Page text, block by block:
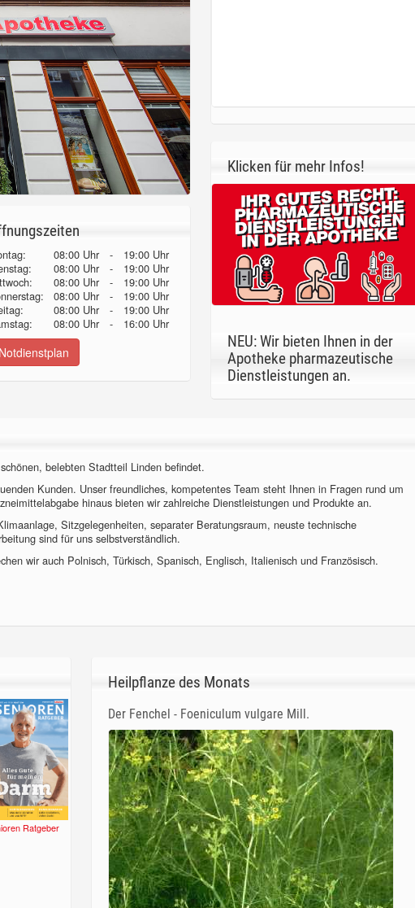
08:00 Uhr -
19:00 Uhr
08:00 Uhr -
19:00 Uhr
08:00 Uhr -
19:00 Uhr
08:00 Uhr -
19:00 Uhr
08:00 Uhr -
19:00 Uhr
08:00 Uhr - 16:00 Uhr
Notdienstplan
Klicken für mehr Infos!
NEU: Wir bieten Ihnen in der
Apotheke pharmazeutische
Dienstleistungen an.
belebten Stadtteil Linden befindet.
Kunden. Unser freundliches, kompetentes Team steht Ihnen in Fragen rund um
hinaus bieten wir zahlreiche Dienstleistungen und Produkte an.
Sitzgelegenheiten, separater Beratungsraum, neuste technische
sind für uns selbstverständlich.
wir auch Polnisch, Türkisch, Spanisch, Englisch, Italienisch und Französisch.
Ratgeber
Heilpflanze des Monats
Der Fenchel - Foeniculum vulgare Mill.